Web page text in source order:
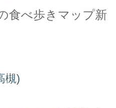
食べ歩きマップ新
槻)